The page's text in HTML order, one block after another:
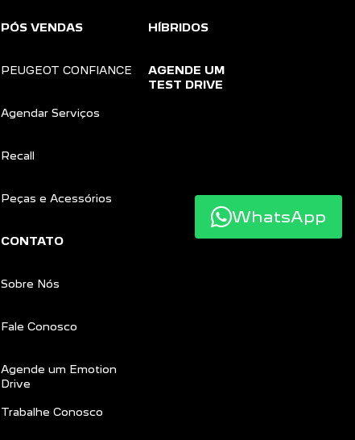
PÓS VENDAS
PEUGEOT CONFIANCE
Agendar Serviços
Recall
Peças e Acessórios
CONTATO
Sobre Nós
Fale Conosco
Agende um Emotion
Drive
Trabalhe Conosco
HÍBRIDOS
AGENDE UM
TEST DRIVE
WhatsApp